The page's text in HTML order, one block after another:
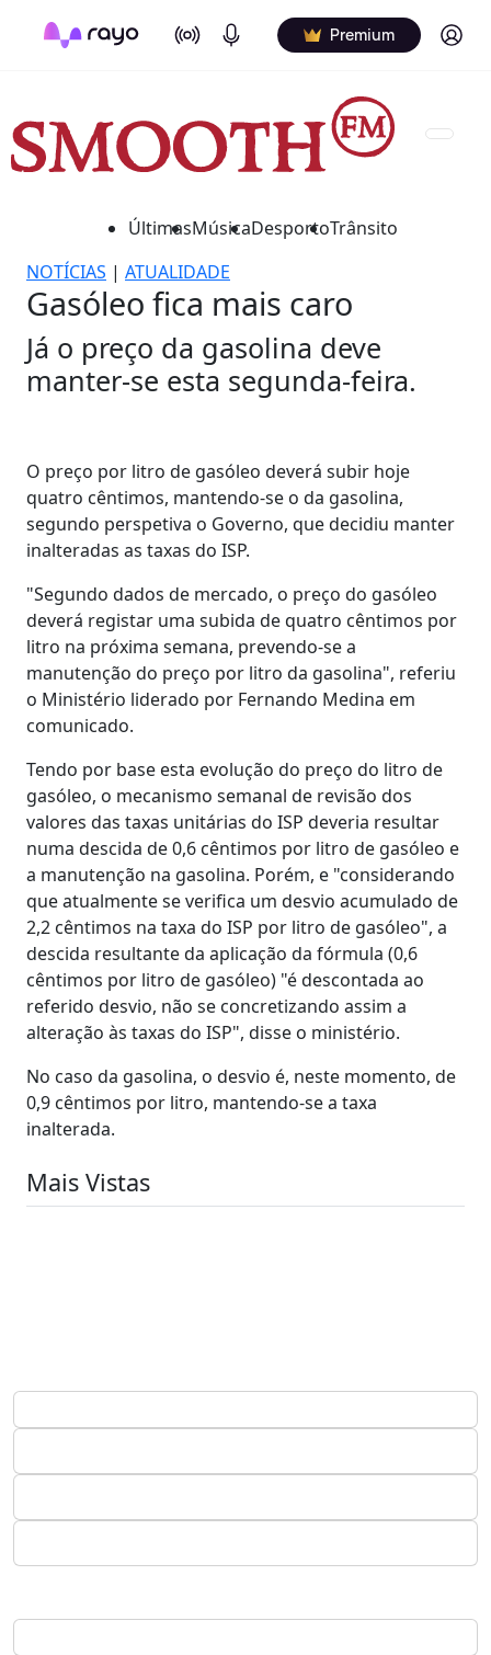
On Air Podcasts Premium Log in
ÚltimasMúsicaDesportoTrânsito
NOTÍCIAS | ATUALIDADE
Gasóleo fica mais caro
Já o preço da gasolina deve
manter-se esta segunda-feira.
O preço por litro de gasóleo deverá subir hoje
quatro cêntimos, mantendo-se o da gasolina,
segundo perspetiva o Governo, que decidiu manter
inalteradas as taxas do ISP.
"Segundo dados de mercado, o preço do gasóleo
deverá registar uma subida de quatro cêntimos por
litro na próxima semana, prevendo-se a
manutenção do preço por litro da gasolina", referiu
o Ministério liderado por Fernando Medina em
comunicado.
Tendo por base esta evolução do preço do litro de
gasóleo, o mecanismo semanal de revisão dos
valores das taxas unitárias do ISP deveria resultar
numa descida de 0,6 cêntimos por litro de gasóleo e
a manutenção na gasolina. Porém, e "considerando
que atualmente se verifica um desvio acumulado de
2,2 cêntimos na taxa do ISP por litro de gasóleo", a
descida resultante da aplicação da fórmula (0,6
cêntimos por litro de gasóleo) "é descontada ao
referido desvio, não se concretizando assim a
alteração às taxas do ISP", disse o ministério.
No caso da gasolina, o desvio é, neste momento, de
0,9 cêntimos por litro, mantendo-se a taxa
inalterada.
Mais Vistas